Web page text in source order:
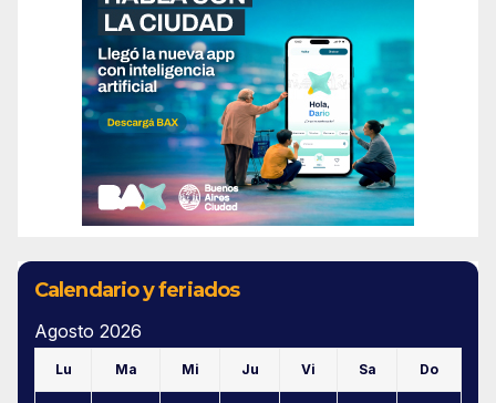
Calendario y feriados
Agosto 2026
Lu Ma Mi Ju Vi Sa Do